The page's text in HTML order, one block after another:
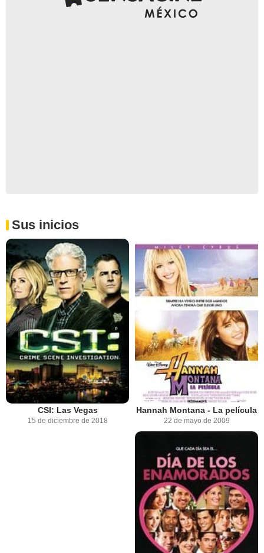
Sus inicios
CSI: Las Vegas
15 de diciembre de 2018
Hannah Montana - La película
22 de mayo de 2009